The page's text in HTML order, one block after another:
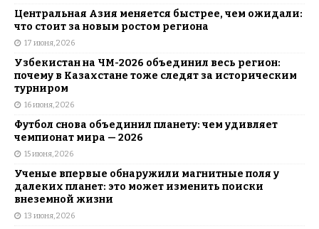
Центральная Азия меняется быстрее, чем ожидали:
что стоит за новым ростом региона
17 июня, 2026
Узбекистан на ЧМ-2026 объединил весь регион:
почему в Казахстане тоже следят за историческим
турниром
16 июня, 2026
Футбол снова объединил планету: чем удивляет
чемпионат мира — 2026
15 июня, 2026
Ученые впервые обнаружили магнитные поля у
далеких планет: это может изменить поиски
внеземной жизни
13 июня, 2026